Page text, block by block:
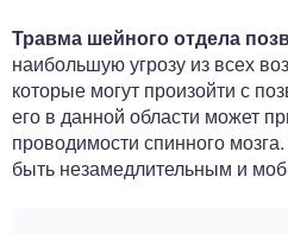
Травма шейного отдела
наибольшую угрозу из всех
которые могут произойти с
его в данной области может
проводимости спинного
быть незамедлительным и